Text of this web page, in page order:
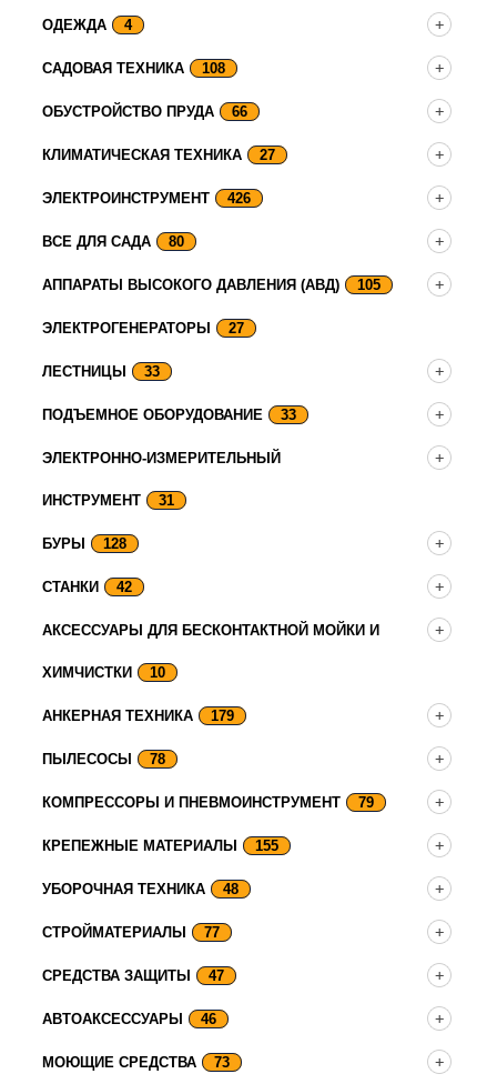
ОДЕЖДА 4
САДОВАЯ ТЕХНИКА 108
ОБУСТРОЙСТВО ПРУДА 66
КЛИМАТИЧЕСКАЯ ТЕХНИКА 27
ЭЛЕКТРОИНСТРУМЕНТ 426
ВСЕ ДЛЯ САДА 80
АППАРАТЫ ВЫСОКОГО ДАВЛЕНИЯ (АВД) 105
ЭЛЕКТРОГЕНЕРАТОРЫ 27
ЛЕСТНИЦЫ 33
ПОДЪЕМНОЕ ОБОРУДОВАНИЕ 33
ЭЛЕКТРОННО-ИЗМЕРИТЕЛЬНЫЙ
ИНСТРУМЕНТ 31
БУРЫ 128
СТАНКИ 42
АКСЕССУАРЫ ДЛЯ БЕСКОНТАКТНОЙ МОЙКИ И
ХИМЧИСТКИ 10
АНКЕРНАЯ ТЕХНИКА 179
ПЫЛЕСОСЫ 78
КОМПРЕССОРЫ И ПНЕВМОИНСТРУМЕНТ 79
КРЕПЕЖНЫЕ МАТЕРИАЛЫ 155
УБОРОЧНАЯ ТЕХНИКА 48
СТРОЙМАТЕРИАЛЫ 77
СРЕДСТВА ЗАЩИТЫ 47
АВТОАКСЕССУАРЫ 46
МОЮЩИЕ СРЕДСТВА 73